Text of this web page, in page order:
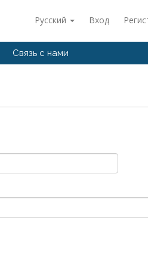
Русский Вход
Связь с нами